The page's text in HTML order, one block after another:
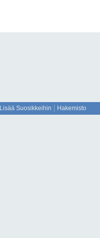
Lisää Suosikkeihin Hakemisto